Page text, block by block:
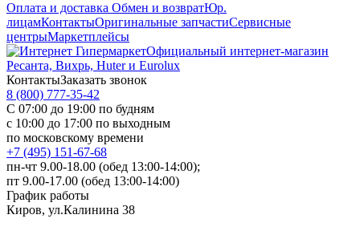
Оплата и доставка Обмен и возвратЮр.
лицамКонтактыОригинальные запчастиСервисные
центрыМаркетплейсы
Официальный интернет-магазин
Ресанта, Вихрь, Huter и Eurolux
КонтактыЗаказать звонок
8 (800) 777-35-42
С 07:00 до 19:00 по будням
с 10:00 до 17:00 по выходным
по московскому времени
+7 (495) 151-67-68
пн-чт 9.00-18.00 (обед 13:00-14:00);
пт 9.00-17.00 (обед 13:00-14:00)
График работы
Киров, ул.Калинина 38